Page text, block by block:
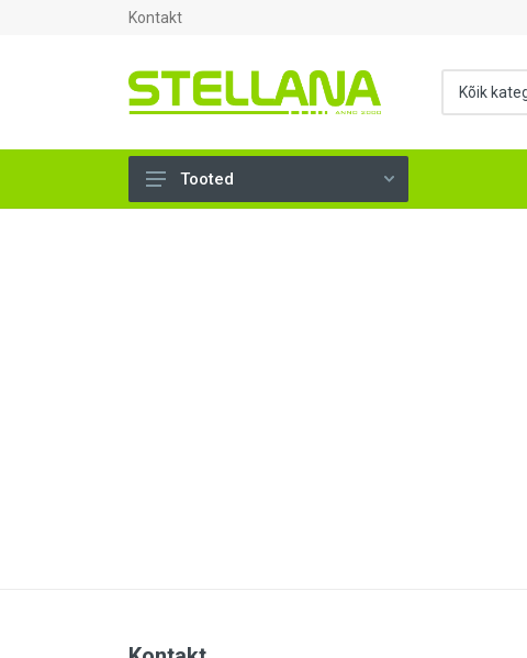
Kontakt
Tooted